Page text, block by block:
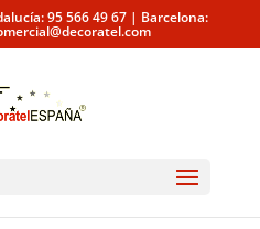
95 566 49 67 | Barcelona: